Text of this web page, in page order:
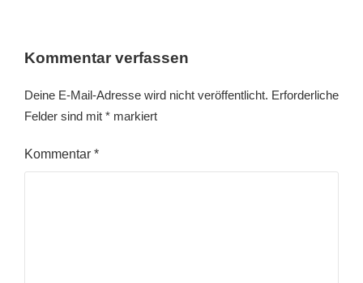
Kommentar verfassen
Deine E-Mail-Adresse wird nicht veröffentlicht. Erforderliche
Felder sind mit * markiert
Kommentar *